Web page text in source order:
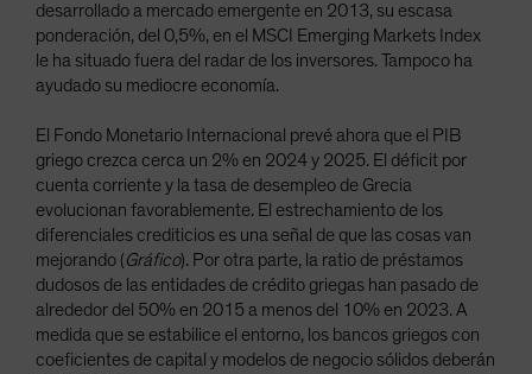
desarrollado a mercado emergente en 2013, su escasa
ponderación, del 0,5%, en el MSCI Emerging Markets Index
le ha situado fuera del radar de los inversores. Tampoco ha
ayudado su mediocre economía.
El Fondo Monetario Internacional prevé ahora que el PIB
griego crezca cerca un 2% en 2024 y 2025. El déficit por
cuenta corriente y la tasa de desempleo de Grecia
evolucionan favorablemente. El estrechamiento de los
diferenciales crediticios es una señal de que las cosas van
mejorando (Gráfico). Por otra parte, la ratio de préstamos
dudosos de las entidades de crédito griegas han pasado de
alrededor del 50% en 2015 a menos del 10% en 2023. A
medida que se estabilice el entorno, los bancos griegos con
coeficientes de capital y modelos de negocio sólidos deberán